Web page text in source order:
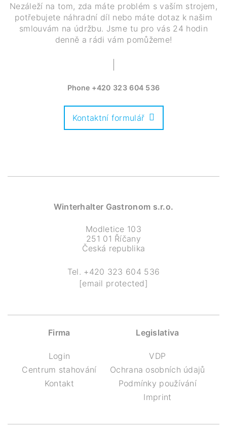
Nezáleží na tom, zda máte problém s vaším strojem,
potřebujete náhradní díl nebo máte dotaz k našim
smlouvám na údržbu. Jsme tu pro vás 24 hodin
denně a rádi vám pomůžeme!
Phone +420 323 604 536
Kontaktní formulář
Winterhalter Gastronom s.r.o.
Modletice 103
251 01 Říčany
Česká republika
Tel. +420 323 604 536
[email protected]
Firma
Login
Centrum stahování
Kontakt
Legislativa
VDP
Ochrana osobních údajů
Podmínky používání
Imprint